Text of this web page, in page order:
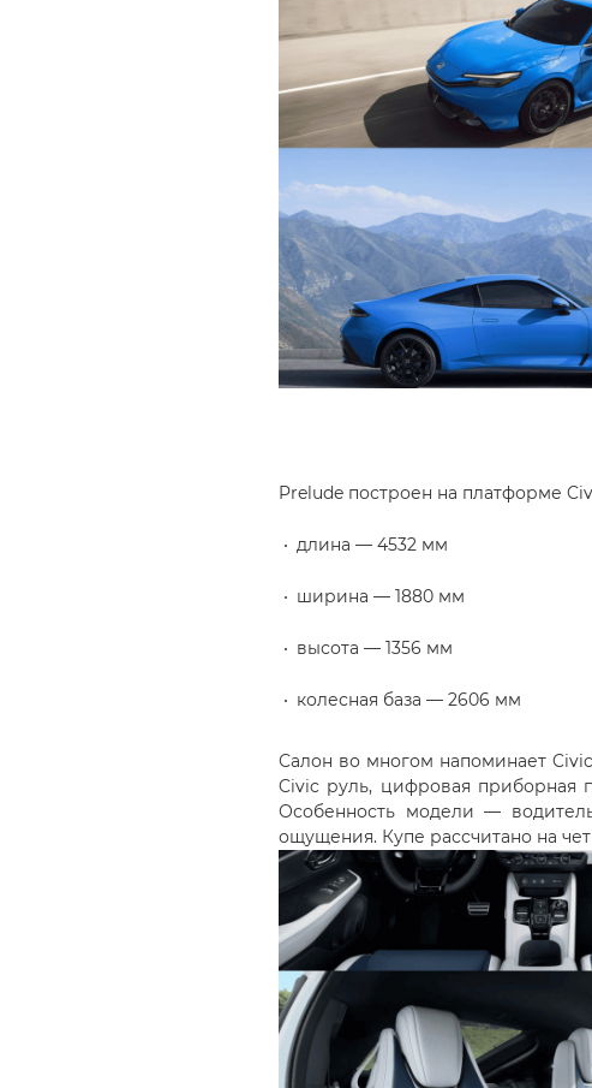
Prelude построен на платформе
длина — 4532 мм
ширина — 1880 мм
высота — 1356 мм
колесная база — 2606 мм
Салон во многом напоминает
Civic руль, цифровая приборная
Особенность модели —
ощущения. Купе рассчитано на